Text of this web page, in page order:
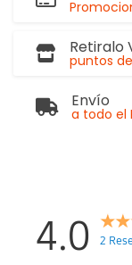
Retiralo
puntos
Envío
a todo el
4.0 2